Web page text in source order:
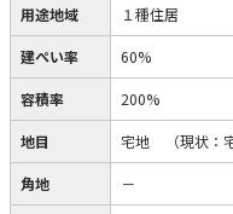
用途地域 １種住居
建ぺい率 60%
容積率 200%
地目 宅地 （現状：
角地 －